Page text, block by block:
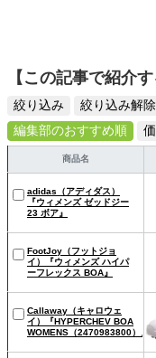
【この記事で紹介
絞り込み
絞り込み解除
編集部のおすすめ順
商品名
adidas（アディダス）
『ウィメンズ ゼッドジー
23 ボア』
FootJoy（フットジョ
イ）『ウィメンズ ハイパ
ーフレックス BOA』
Callaway（キャロウェ
イ）『HYPERCHEV BOA
WOMENS（2470983800）』